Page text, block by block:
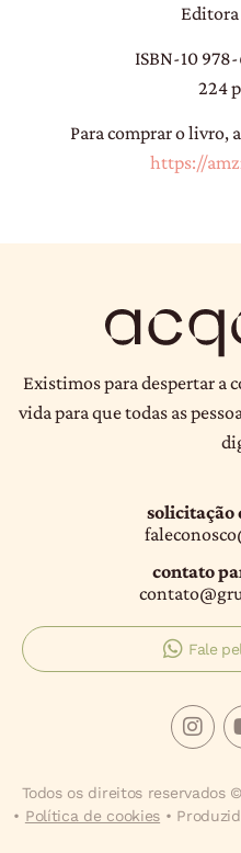
ISBN-10
224
Para comprar o livro,
https://
Existimos para despertar a
vida para que todas as
solicitação
contato
Fale
Todos os direitos reservados ©
• Política de cookies •